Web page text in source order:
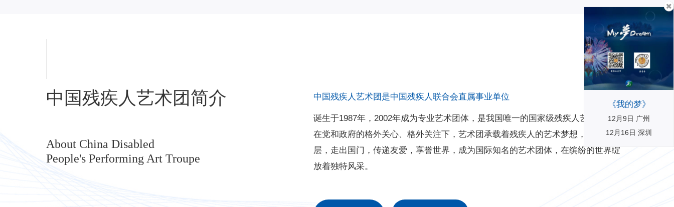
中国残疾人艺术团简介
About China Disabled
People's Performing Art Troupe
中国残疾人艺术团是中国残疾人联合会直属事业单位
诞生于1987年，2002年成为专业艺术团体，是我国唯一的国家级残疾人艺术院团。
在党和政府的格外关心、格外关注下，艺术团承载着残疾人的艺术梦想，深入基
层，走出国门，传递友爱，享誉世界，成为国际知名的艺术团体，在缤纷的世界绽
放着独特风采。
《我的梦》
12月9日 广州
12月16日 深圳